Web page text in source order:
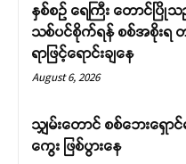
နှစ်စဉ် ရေကြီး တောင်ပြို
သစ်ပင်စိုက်ရန် စစ်အစိုးရ
ရာဖြင့်ရောင်းချနေ
August 6, 2026
သျှမ်းတောင် စစ်ဘေးရှော
ကွေး ဖြစ်ပွားနေ